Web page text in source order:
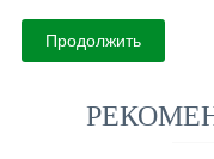
Продолжить